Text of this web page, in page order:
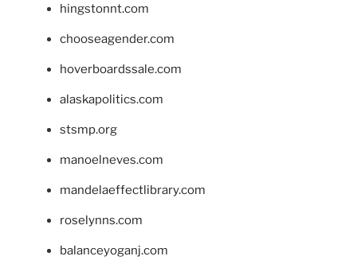
hingstonnt.com
chooseagender.com
hoverboardssale.com
alaskapolitics.com
stsmp.org
manoelneves.com
mandelaeffectlibrary.com
roselynns.com
balanceyoganj.com